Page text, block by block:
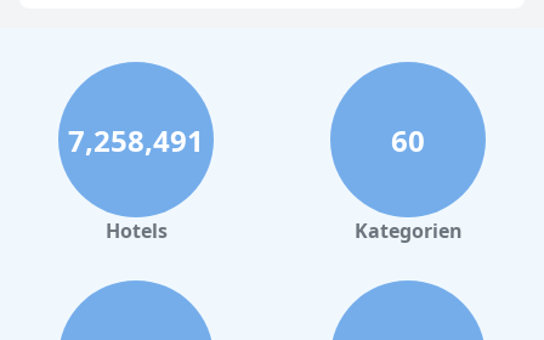
Hotels mit Privatpool auf den Kanarischen Inseln
Hotels mit Privatpool auf Ibiza
Hotels mit Privatpool in Antalya
Hotels mit Privatpool in Spanien
Hotels mit Privatpool auf Chalkidiki
Hotels mit Privatpool in Ägypten
7,258,491
Hotels
60
Kategorien